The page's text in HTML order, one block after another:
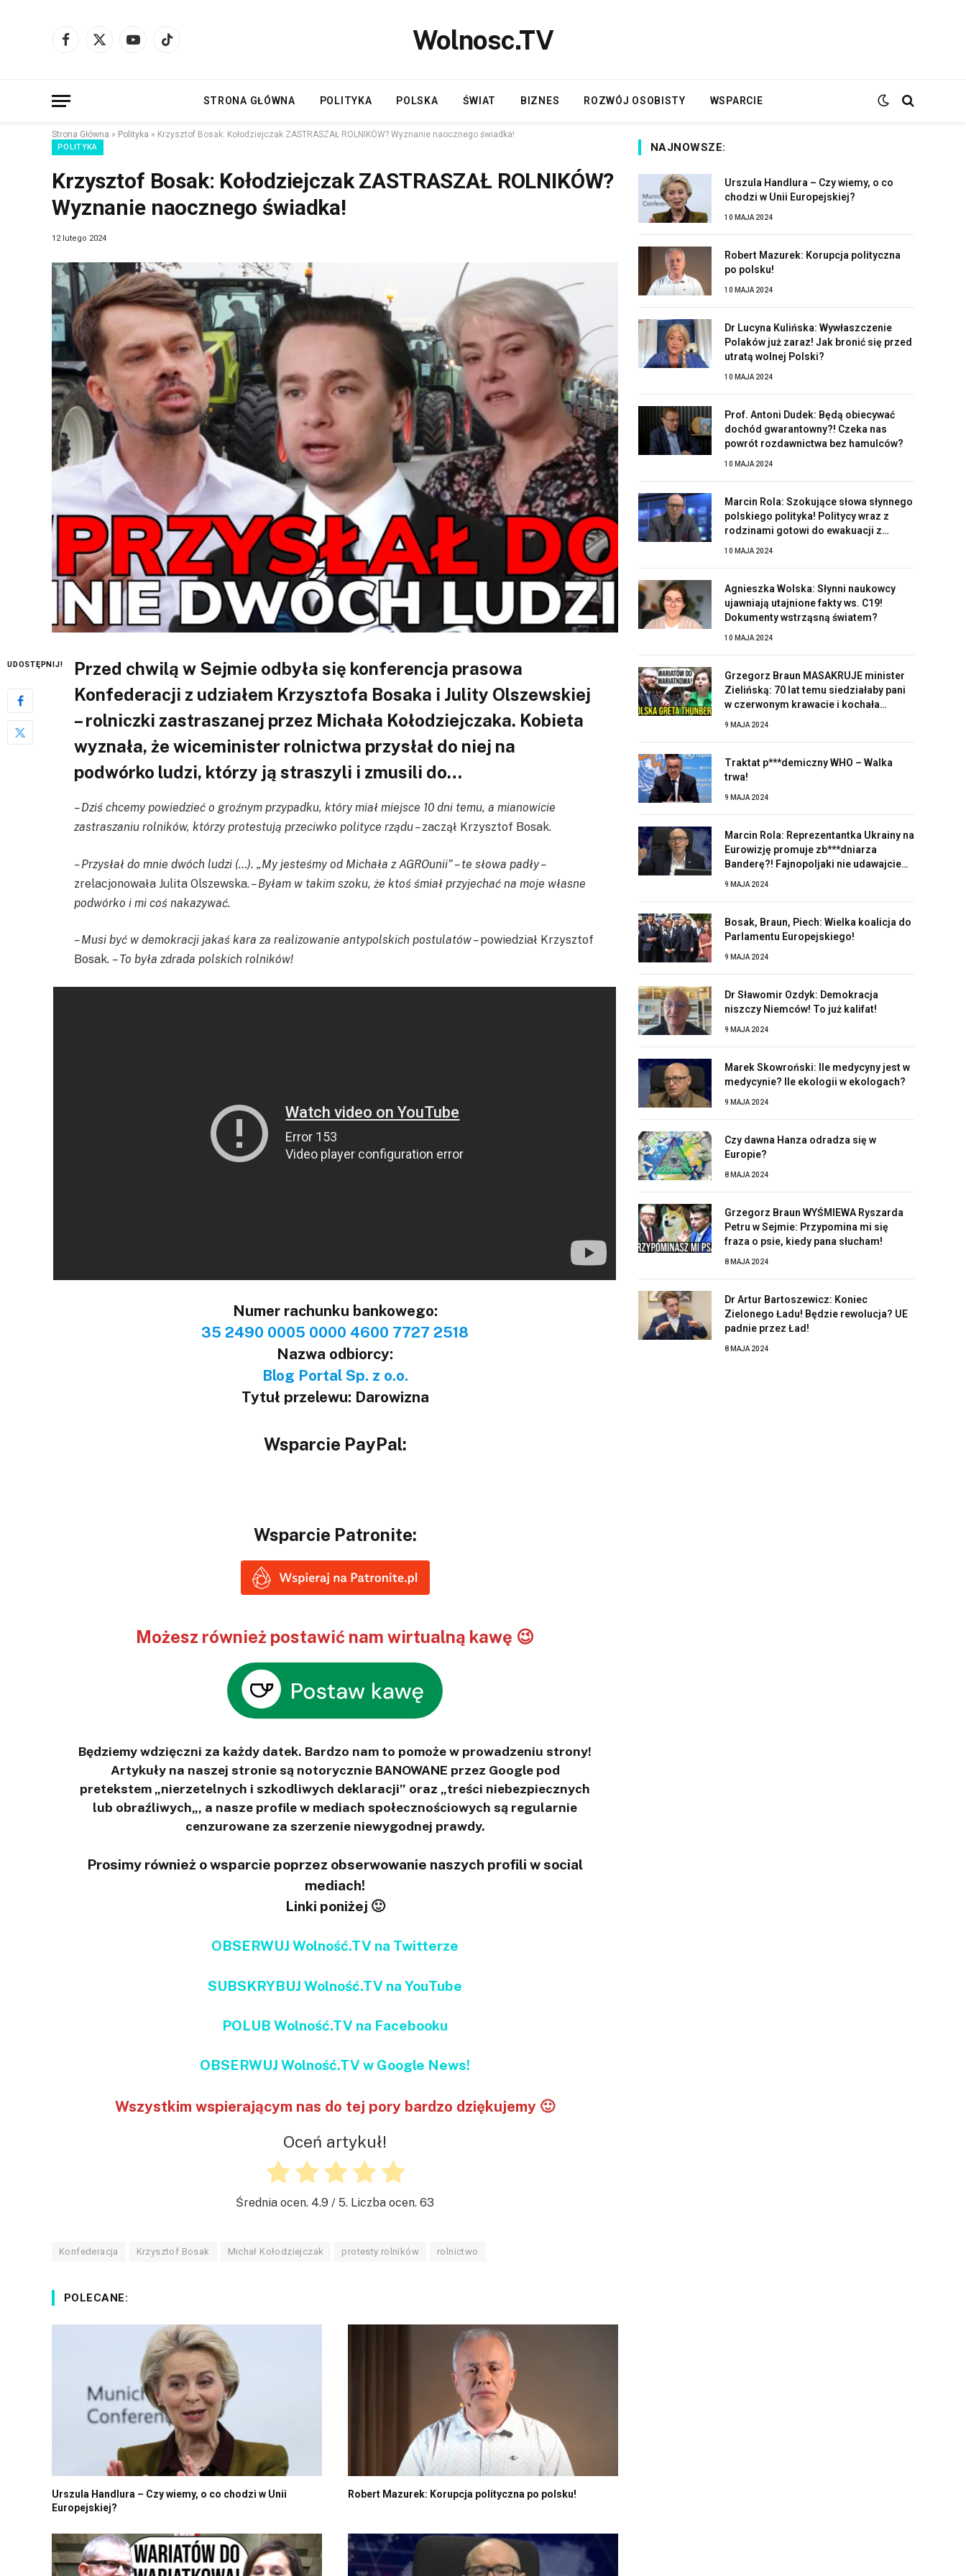
Facebook
X
YouTubeTikTok Wolnosc.TV
STRONA GŁÓWNA POLITYKA POLSKA ŚWIAT BIZNES ROZWÓJ OSOBISTY WSPARCIE
Strona Główna » Polityka » Krzysztof Bosak: Kołodziejczak ZASTRASZAŁ ROLNIKÓW? Wyznanie naocznego świadka!
POLITYKA
Krzysztof Bosak: Kołodziejczak ZASTRASZAŁ ROLNIKÓW?
Wyznanie naocznego świadka!
12 lutego 2024
UDOSTĘPNIJ!
Przed chwilą w Sejmie odbyła się konferencja prasowa
Konfederacji z udziałem Krzysztofa Bosaka i Julity Olszewskiej
– rolniczki zastraszanej przez Michała Kołodziejczaka. Kobieta
wyznała, że wiceminister rolnictwa przysłał do niej na
podwórko ludzi, którzy ją straszyli i zmusili do…
– Dziś chcemy powiedzieć o groźnym przypadku, który miał miejsce 10 dni temu, a mianowicie
zastraszaniu rolników, którzy protestują przeciwko polityce rządu –zaczął Krzysztof Bosak.
– Przysłał do mnie dwóch ludzi (…). „My jesteśmy od Michała z AGROunii” – te słowa padły –
zrelacjonowała Julita Olszewska.– Byłam w takim szoku, że ktoś śmiał przyjechać na moje własne
podwórko i mi coś nakazywać.
– Musi być w demokracji jakaś kara za realizowanie antypolskich postulatów –powiedział Krzysztof
Bosak. – To była zdrada polskich rolników!
Numer rachunku bankowego:
35 2490 0005 0000 4600 7727 2518
Nazwa odbiorcy:
Blog Portal Sp. z o.o.
Tytuł przelewu: Darowizna
Wsparcie PayPal:
Wsparcie Patronite:
Możesz również postawić nam wirtualną kawę 😉
Będziemy wdzięczni za każdy datek. Bardzo nam to pomoże w prowadzeniu strony!
Artykuły na naszej stronie są notorycznie BANOWANE przez Google pod
pretekstem „nierzetelnych i szkodliwych deklaracji” oraz „treści niebezpiecznych
lub obraźliwych„, a nasze profile w mediach społecznościowych są regularnie
cenzurowane za szerzenie niewygodnej prawdy.
Prosimy również o wsparcie poprzez obserwowanie naszych profili w social
mediach!
Linki poniżej 🙂
OBSERWUJ Wolność.TV na Twitterze
SUBSKRYBUJ Wolność.TV na YouTube
POLUB Wolność.TV na Facebooku
OBSERWUJ Wolność.TV w Google News!
Wszystkim wspierającym nas do tej pory bardzo dziękujemy 🙂
Oceń artykuł!
Średnia ocen. 4.9 / 5. Liczba ocen. 63
Konfederacja Krzysztof Bosak Michał Kołodziejczak protesty rolników rolnictwo
POLECANE:
Urszula Handlura – Czy wiemy, o co chodzi w Unii
Europejskiej?
Robert Mazurek: Korupcja polityczna po polsku!
NAJNOWSZE:
Urszula Handlura – Czy wiemy, o co
chodzi w Unii Europejskiej?
10 MAJA 2024
Robert Mazurek: Korupcja polityczna
po polsku!
10 MAJA 2024
Dr Lucyna Kulińska: Wywłaszczenie
Polaków już zaraz! Jak bronić się przed
utratą wolnej Polski?
10 MAJA 2024
Prof. Antoni Dudek: Będą obiecywać
dochód gwarantowny?! Czeka nas
powrót rozdawnictwa bez hamulców?
10 MAJA 2024
Marcin Rola: Szokujące słowa słynnego
polskiego polityka! Politycy wraz z
rodzinami gotowi do ewakuacji z
10 MAJA 2024
Agnieszka Wolska: Słynni naukowcy
ujawniają utajnione fakty ws. C19!
Dokumenty wstrząsną światem?
10 MAJA 2024
Grzegorz Braun MASAKRUJE minister
Zielińską: 70 lat temu siedziałaby pani
w czerwonym krawacie i kochała
9 MAJA 2024
Traktat p***demiczny WHO – Walka
trwa!
9 MAJA 2024
Marcin Rola: Reprezentantka Ukrainy na
Eurowizję promuje zb***dniarza
Banderę?! Fajnopoljaki nie udawajcie
9 MAJA 2024
Bosak, Braun, Piech: Wielka koalicja do
Parlamentu Europejskiego!
9 MAJA 2024
Dr Sławomir Ozdyk: Demokracja
niszczy Niemców! To już kalifat!
9 MAJA 2024
Marek Skowroński: Ile medycyny jest w
medycynie? Ile ekologii w ekologach?
9 MAJA 2024
Czy dawna Hanza odradza się w
Europie?
8 MAJA 2024
Grzegorz Braun WYŚMIEWA Ryszarda
Petru w Sejmie: Przypomina mi się
fraza o psie, kiedy pana słucham!
8 MAJA 2024
Dr Artur Bartoszewicz: Koniec
Zielonego Ładu! Będzie rewolucja? UE
padnie przez Ład!
8 MAJA 2024